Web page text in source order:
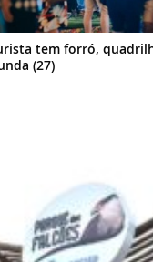
tem forró,
(27)